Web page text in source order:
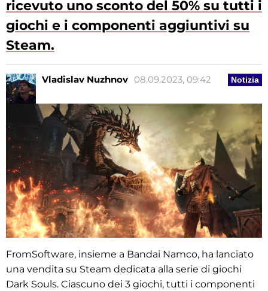
ricevuto uno sconto del 50% su tutti i
giochi e i componenti aggiuntivi su
Steam.
Notizia
Vladislav Nuzhnov 08.09.2023, 09:42
FromSoftware, insieme a Bandai Namco, ha lanciato
una vendita su Steam dedicata alla serie di giochi
Dark Souls. Ciascuno dei 3 giochi, tutti i componenti